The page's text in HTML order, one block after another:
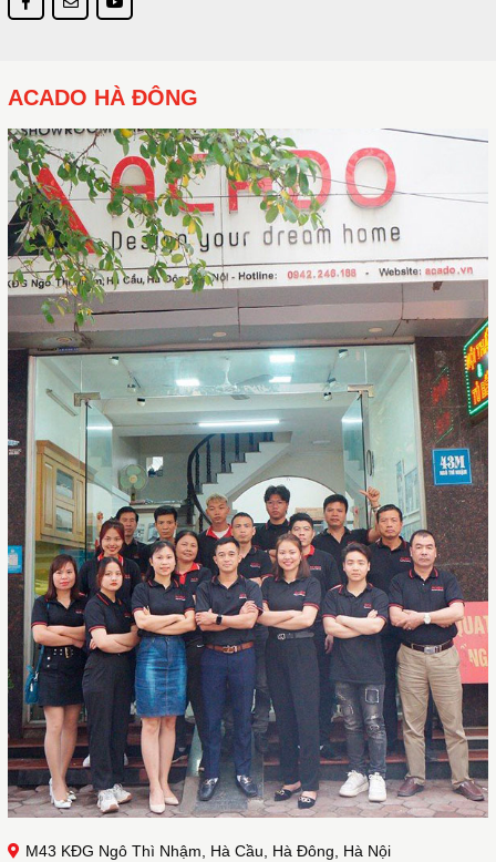
ACADO HÀ ĐÔNG
M43 KĐG Ngô Thì Nhậm, Hà Cầu, Hà Đông, Hà Nội